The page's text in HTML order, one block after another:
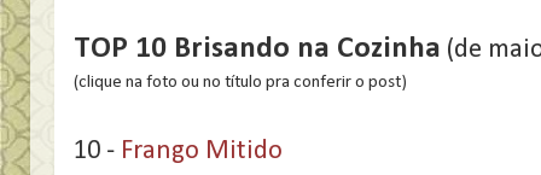
TOP 10 Brisando na Cozinha (de
(clique na foto ou no título pra conferir o post)
10 - Frango Mitido